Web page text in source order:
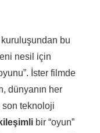
kuruluşundan bu
nesil için
İster filmde
dünyanın her
son teknoloji
bir “oyun”